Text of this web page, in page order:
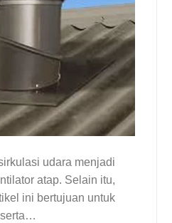
udara menjadi
atap. Selain itu,
ini bertujuan untuk
serta…